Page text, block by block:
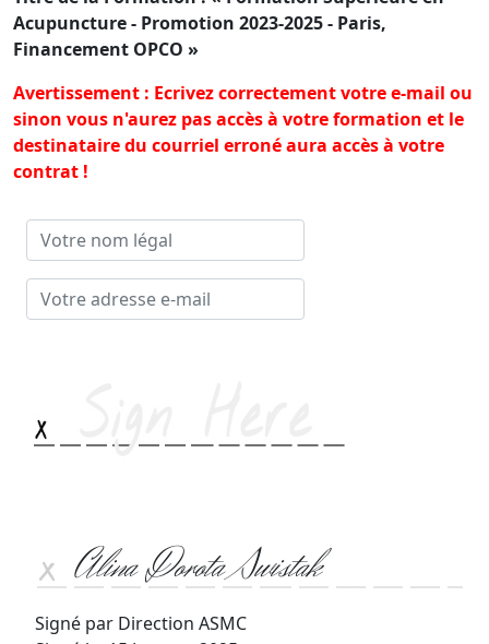
Acupuncture - Promotion 2023-2025 - Paris,
Financement OPCO »
Avertissement : Ecrivez correctement votre e-mail ou
sinon vous n'aurez pas accès à votre formation et le
destinataire du courriel erroné aura accès à votre
contrat !
Votre
nom
légal
Votre
adresse
Alina Dorota Swistak
Signé par Direction ASMC